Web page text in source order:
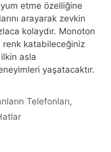
etme özelliğine
arayarak zevkin
kolaydır. Monoton
renk katabileceğiniz
asla
yaşatacaktır.
Telefonları,